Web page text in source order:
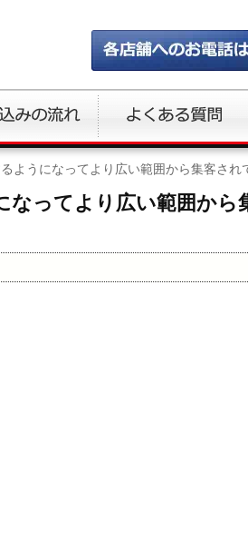
ようになってより広い範囲から集客され
なってより広い範囲から